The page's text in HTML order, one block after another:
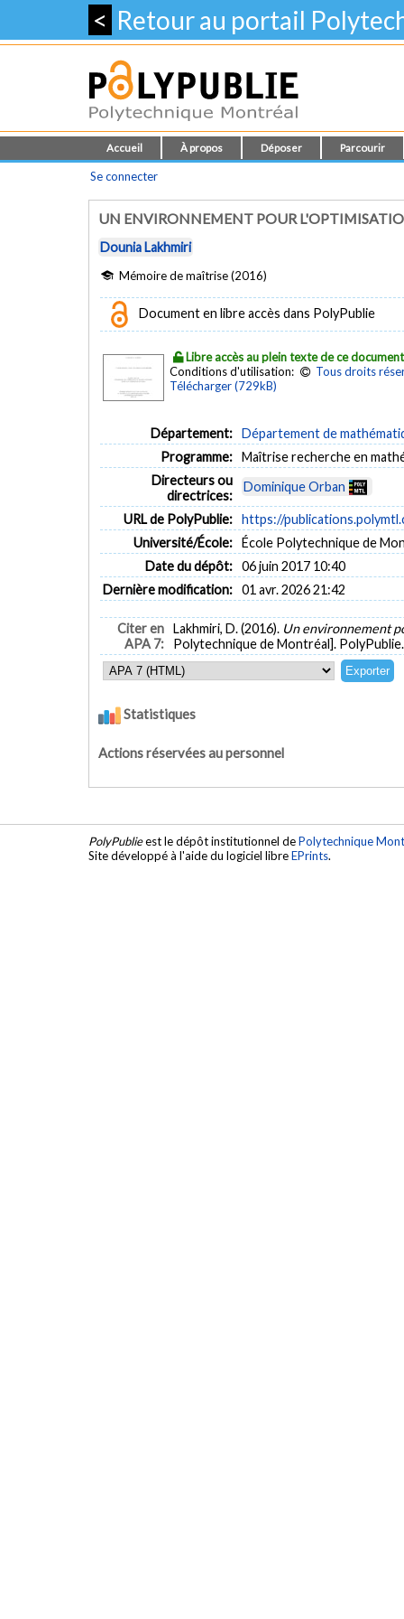
< Retour au portail
Accueil À propos Déposer Parcourir
Se connecter
UN ENVIRONNEMENT POUR
Dounia Lakhmiri
Mémoire de maîtrise (2016)
Document en libre accès dans PolyPublie
Libre accès au plein texte de ce document
Conditions d'utilisation:
Tous droits
Télécharger (729kB)
Département: Département de
Programme: Maîtrise recherche en
Directeurs ou
directrices:
Dominique Orban
URL de PolyPublie: https://
Université/École: École Polytechnique de
Date du dépôt: 06 juin 2017 10:40
Dernière modification: 01 avr. 2026 21:42
Citer en
APA 7:
Lakhmiri, D. (2016). Un environnement
Polytechnique de Montréal].
Statistiques
Actions réservées au personnel
PolyPublieest le dépôt institutionnel dePolytechnique
Site développé à l'aide du logiciel libreEPrints.